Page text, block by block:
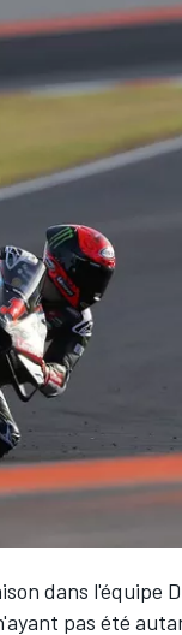
dans l'équipe
pas été